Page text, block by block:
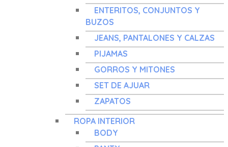
ENTERITOS, CONJUNTOS Y
BUZOS
JEANS, PANTALONES Y CALZAS
PIJAMAS
GORROS Y MITONES
SET DE AJUAR
ZAPATOS
ROPA INTERIOR
BODY